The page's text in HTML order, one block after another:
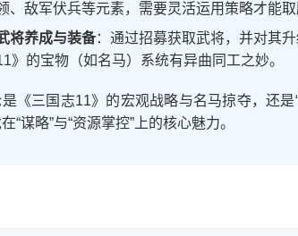
、敌军伏兵等元素，需要灵活运用策略才能取
将养成与装备：通过招募获取武将，并对其
》的宝物（如名马）系统有异曲同工之妙。
《三国志11》的宏观战略与名马掠夺，还
“谋略”与“资源掌控”上的核心魅力。